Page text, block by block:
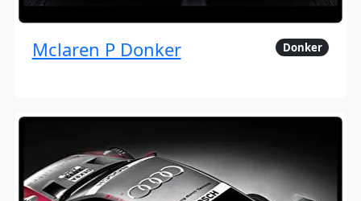
Mclaren P Donker Donker